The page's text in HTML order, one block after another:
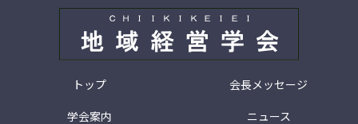
トップ
会長メッセージ
学会案内
ニュース